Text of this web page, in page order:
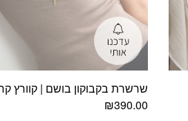
שרשרת בקבוקון בושם | קוורץ
₪390.00